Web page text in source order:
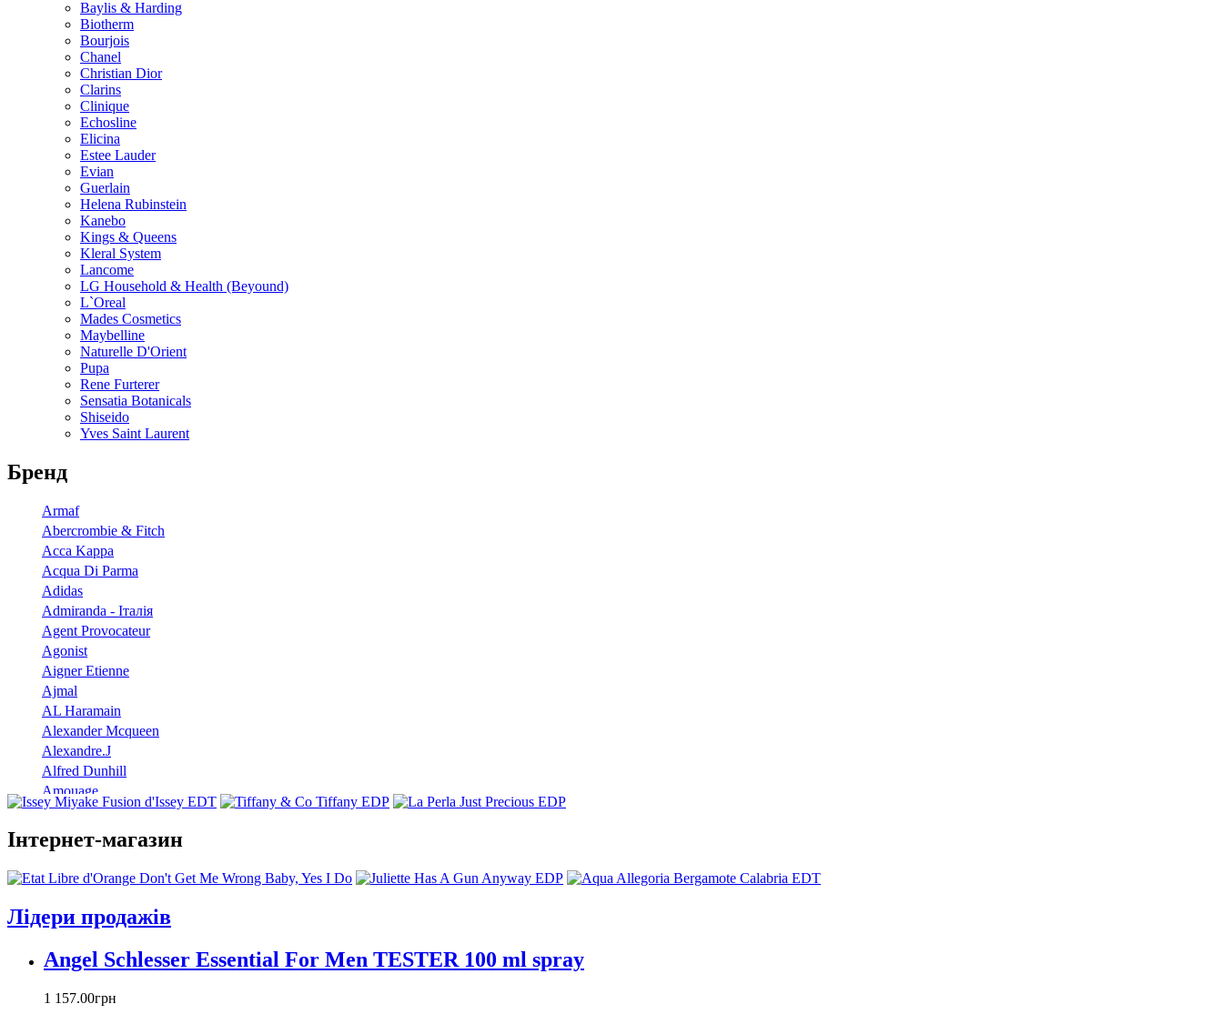
Baylis & Harding
Biotherm
Bourjois
Chanel
Christian Dior
Clarins
Clinique
Echosline
Elicina
Estee Lauder
Evian
Guerlain
Helena Rubinstein
Kanebo
Kings & Queens
Kleral System
Lancome
LG Household & Health (Beyound)
L`Oreal
Mades Cosmetics
Maybelline
Naturelle D'Orient
Pupa
Rene Furterer
Sensatia Botanicals
Shiseido
Yves Saint Laurent
Бренд
Armaf
Abercrombie & Fitch
Acca Kappa
Acqua Di Parma
Adidas
Admiranda - Італія
Agent Provocateur
Agonist
Aigner Etienne
Ajmal
AL Haramain
Alexander Mcqueen
Alexandre.J
Alfred Dunhill
Amouage
Angel Schlesser
Annayake
Annick Goutal
Antonio Banderas
Aramis
Armand Basi
Atelier Cologne
Azzaro
Badgley Mischka
Інтернет-магазин
Лідери продажів
Angel Schlesser Essential For Men TESTER 100 ml spray
1 157.00грн